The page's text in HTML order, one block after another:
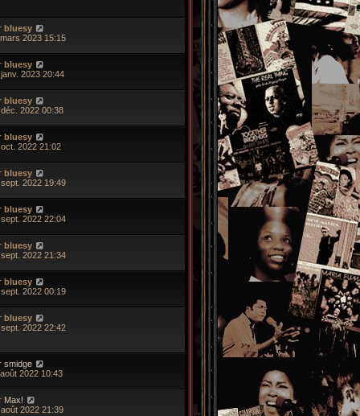
bluesy
mars 2023 15:15
bluesy
2023 20:44
bluesy
2022 00:38
bluesy
2022 21:02
bluesy
2022 19:49
bluesy
2022 22:04
bluesy
2022 21:34
bluesy
2022 00:19
bluesy
2022 22:42
smidge
2022 10:43
Max!
2022 21:39